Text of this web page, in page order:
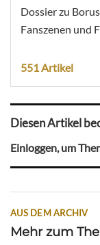
Dossier zu
Fanszenen und
551 Artikel
Diesen Artikel
Einloggen, um
AUS DEM ARCHIV
Mehr zum